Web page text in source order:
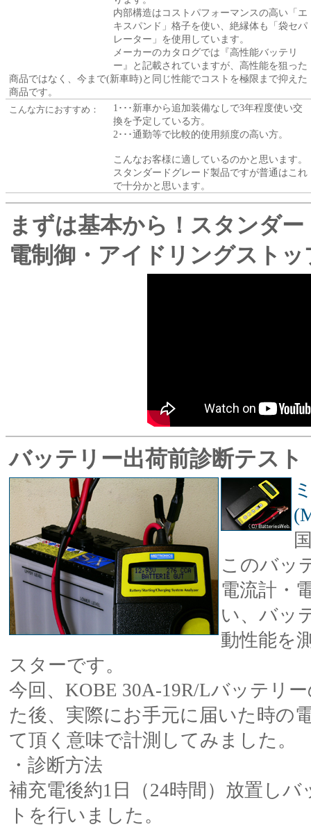
内部構造はコストパフォーマンスの高い「エ
キスパンド」格子を使い、絶縁体も「袋セパ
レーター」を使用しています。
メーカーのカタログでは『高性能バッテリ
ー』と記載されていますが、高性能を狙った
商品ではなく、今まで(新車時)と同じ性能でコストを極限まで抑えた
商品です。
こんな方におすすめ：
1･･･新車から追加装備なしで3年程度使い交
換を予定している方。
2･･･通勤等で比較的使用頻度の高い方。
こんなお客様に適しているのかと思います。
スタンダードグレード製品ですが普通はこれ
で十分かと思います。
まずは基本から！スタンダ
電制御・アイドリングストッ
バッテリー出荷前診断テスト
このバッ
電流計・
い、バッ
動性能を
スターです。
今回、KOBE 30A-19R/Lバッテリ
た後、実際にお手元に届いた時の
て頂く意味で計測してみました。
・診断方法
補充電後約1日（24時間）放置し
トを行いました。